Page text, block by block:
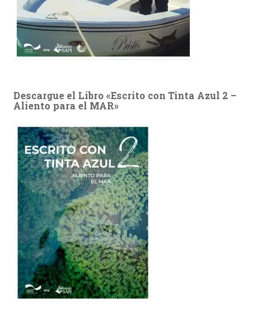
Descargue el Libro «Escrito con Tinta Azul 2 –
Aliento para el MAR»